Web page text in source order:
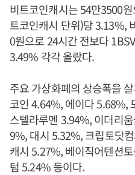
비트코인캐시는 54만3500
트코인캐시 단위)당 3.13%,
0원으로 24시간 전보다
3.49% 각각 올랐다.
주요 가상화폐의 상승폭을
코인 4.64%, 에이다 5.68%,
스텔라루멘 3.94%, 이더리
9%, 대시 5.32%, 크립토닷
캐시 5.27%, 베이직어텐션
텀 5.24% 등이다.